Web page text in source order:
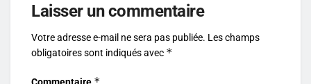
Laisser un commentaire
Votre adresse e-mail ne sera pas publiée. Les champs
obligatoires sont indiqués avec *